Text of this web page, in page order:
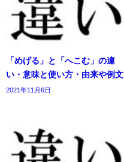
「めげる」と「へこむ」の違
い・意味と使い方・由来や例文
2021年11月6日